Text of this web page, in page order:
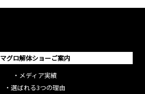
マグロ解体ショーご案内
・ メディア実績
・ 選ばれる3つの理由